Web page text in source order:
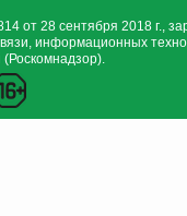
от 28 сентября 2018 г.,
информационных
(Роскомнадзор).